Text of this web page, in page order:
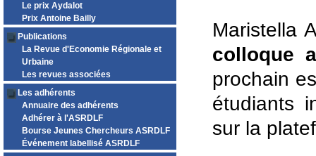
Le prix Aydalot
Prix Antoine Bailly
Publications
La Revue d'Economie Régionale et
Urbaine
Les revues associées
Les adhérents
Annuaire des adhérents
Adhérer à l'ASRDLF
Bourse Jeunes Chercheurs ASRDLF
Événement labellisé ASRDLF
Maristella
colloque
prochain
étudiants
sur la